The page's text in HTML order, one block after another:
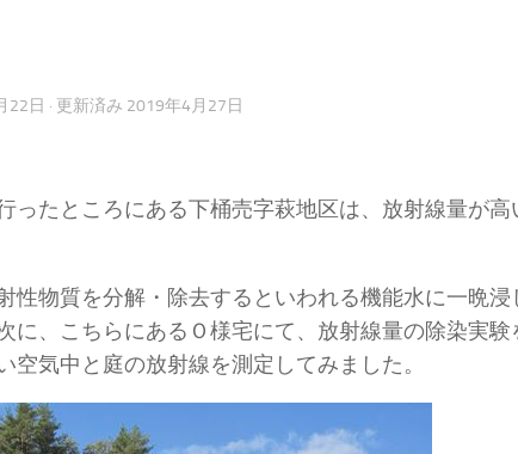
22日 · 更新済み 2019年4月27日
ったところにある下桶売字萩地区は、放射線量が高
性物質を分解・除去するといわれる機能水に一晩浸
に、こちらにあるＯ様宅にて、放射線量の除染実験
気中と庭の放射線を測定してみました。